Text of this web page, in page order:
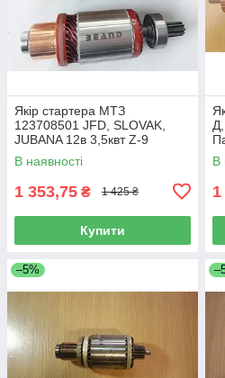
Якір стартера МТЗ
123708501 JFD, SLOVAK,
JUBANA 12в 3,5квт Z-9
В наявності
1 353,75 ₴ 1 425 ₴
Купити
В
–5%